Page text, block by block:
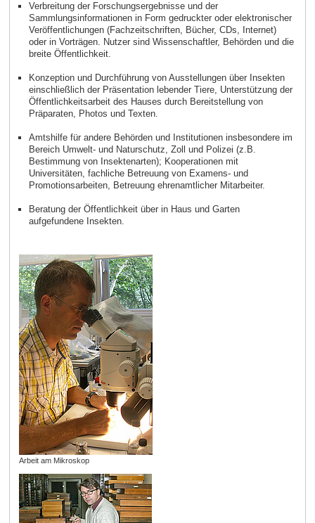
Verbreitung der Forschungsergebnisse und der
Sammlungsinformationen in Form gedruckter oder elektronischer
Veröffentlichungen (Fachzeitschriften, Bücher, CDs, Internet)
oder in Vorträgen. Nutzer sind Wissenschaftler, Behörden und die
breite Öffentlichkeit.
Konzeption und Durchführung von Ausstellungen über Insekten
einschließlich der Präsentation lebender Tiere, Unterstützung der
Öffentlichkeitsarbeit des Hauses durch Bereitstellung von
Präparaten, Photos und Texten.
Amtshilfe für andere Behörden und Institutionen insbesondere im
Bereich Umwelt- und Naturschutz, Zoll und Polizei (z.B.
Bestimmung von Insektenarten); Kooperationen mit
Universitäten, fachliche Betreuung von Examens- und
Promotionsarbeiten, Betreuung ehrenamtlicher Mitarbeiter.
Beratung der Öffentlichkeit über in Haus und Garten
aufgefundene Insekten.
Arbeit am Mikroskop